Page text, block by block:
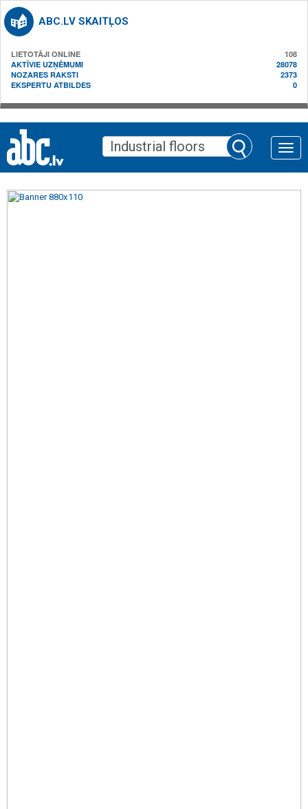
ABC.LV SKAITĻOS
LIETOTĀJI ONLINE
108
AKTĪVIE UZŅĒMUMI
28078
NOZARES RAKSTI
2373
EKSPERTU ATBILDES
0
Toggle